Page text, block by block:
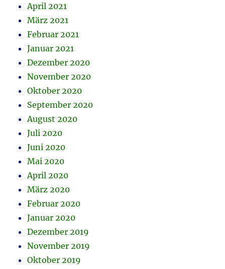
April 2021
März 2021
Februar 2021
Januar 2021
Dezember 2020
November 2020
Oktober 2020
September 2020
August 2020
Juli 2020
Juni 2020
Mai 2020
April 2020
März 2020
Februar 2020
Januar 2020
Dezember 2019
November 2019
Oktober 2019